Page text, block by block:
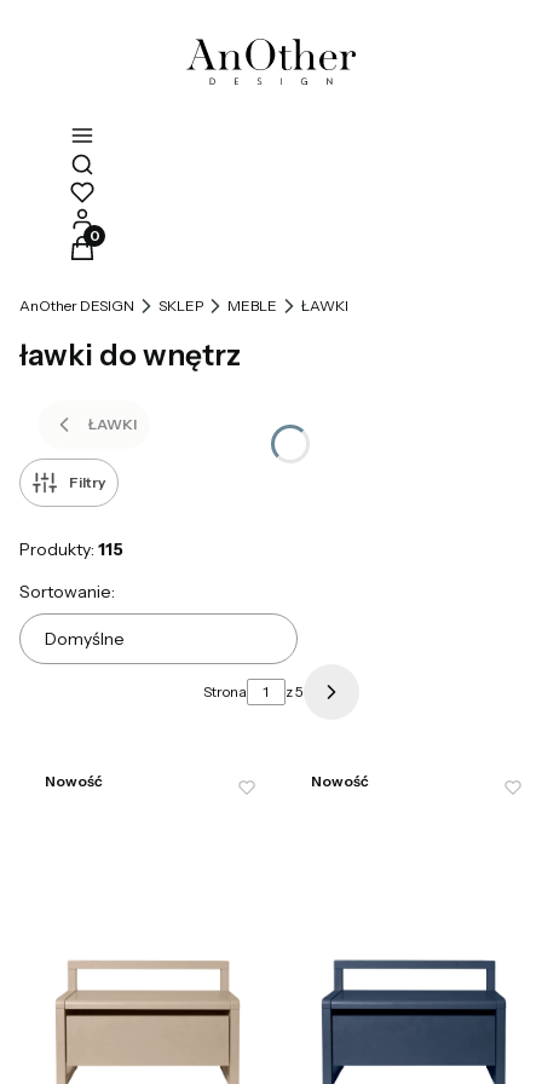
Otwórz wyszukiwarkę
Produkty w koszyku: 0. Zobacz szczegóły
AnOther DESIGN SKLEP MEBLE ŁAWKI
ławki do wnętrz
ŁAWKI
Filtry
Produkty: 115
Lista produktów
Sortowanie:
Domyślne
Strona z 5 Następne produkty
Nowość Nowość